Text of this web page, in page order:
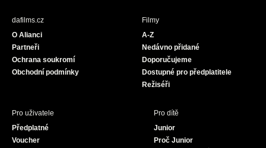
dafilms.cz
O Alianci
Partneři
Ochrana soukromí
Obchodní podmínky
Filmy
A-Z
Nedávno přidané
Doporučujeme
Dostupné pro předplatitele
Režiséři
Pro uživatele
Předplatné
Voucher
Pro dítě
Junior
Proč Junior